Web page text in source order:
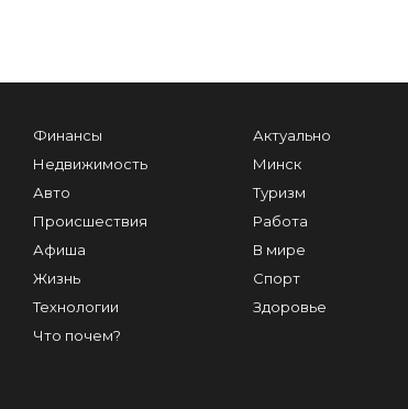
Финансы
Недвижимость
Авто
Происшествия
Афиша
Жизнь
Технологии
Что почем?
Актуально
Минск
Туризм
Работа
В мире
Спорт
Здоровье